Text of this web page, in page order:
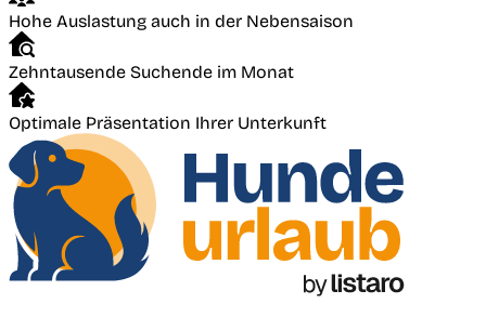
Hohe Auslastung auch in der Nebensaison
Zehntausende Suchende im Monat
Optimale Präsentation Ihrer Unterkunft